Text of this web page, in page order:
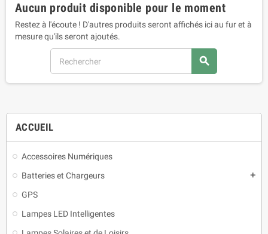
ACCUEIL
Accessoires Numériques
Batteries et Chargeurs
add
GPS
Lampes LED Intelligentes
Aucun produit disponible pour le moment
Restez à l'écoute ! D'autres produits seront affichés ici au fur et à
mesure qu'ils seront ajoutés.
search